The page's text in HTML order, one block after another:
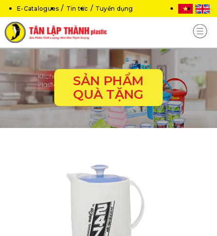
E-Catalogues Tin tức Tuyển dụng
SẢN PHẨM
QUÀ TẶNG